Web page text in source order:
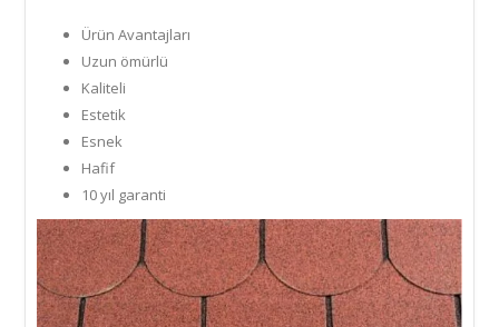
Ürün Avantajları
Uzun ömürlü
Kaliteli
Estetik
Esnek
Hafif
10 yıl garanti